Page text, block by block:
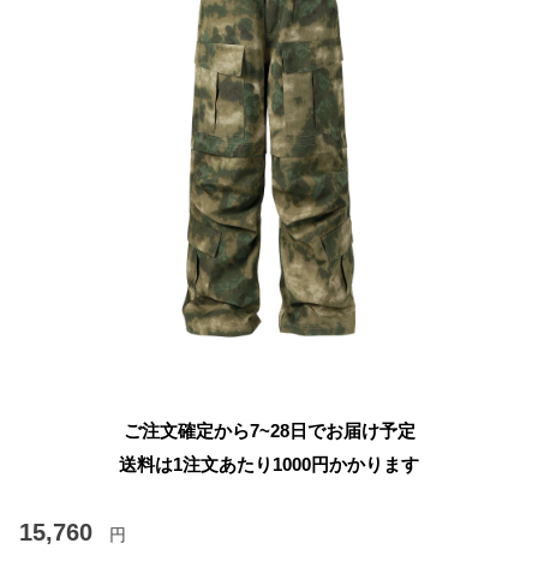
ご注文確定から7~28日でお届け予定
送料は1注文あたり 1000円かかります
15,760 円